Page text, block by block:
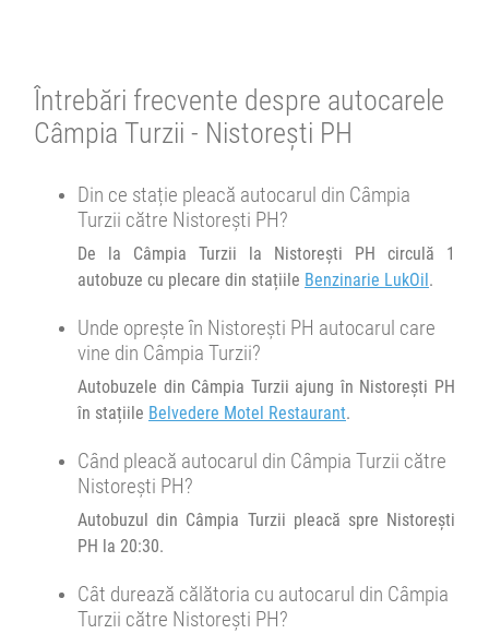
ATENTIE! Staționări de 1h 30m pe parcursul stațiilor intermediare.
Se pot face rezervări cu minim o oră înainte de îmbarcare.
Minivan Olteanu Travel :
Sala sporturilor
Transbodare asigurată de operator.
Brașov Benzinarie Petrom
Minivan Transfer Low Cost :
TLC-OTP-T1MCiuc - Fg - TgS - SfG - BV - OTP - BBU
Întrebări frecvente despre autocarele
Câmpia Turzii - Nistorești PH
Din ce stație pleacă autocarul din Câmpia
Turzii către Nistorești PH?
De la Câmpia Turzii la Nistorești PH circulă 1
autobuze cu plecare din stațiile Benzinarie LukOil .
Unde oprește în Nistorești PH autocarul care
vine din Câmpia Turzii?
Autobuzele din Câmpia Turzii ajung în Nistorești PH
în stațiile Belvedere Motel Restaurant.
Când pleacă autocarul din Câmpia Turzii către
Nistorești PH?
Autobuzul din Câmpia Turzii pleacă spre Nistorești
PH la 20:30.
Cât durează călătoria cu autocarul din Câmpia
Turzii către Nistorești PH?